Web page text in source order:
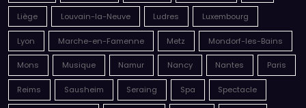
Liège Louvain-la-Neuve Ludres Luxembourg
Lyon Marche-en-Famenne Metz Mondorf-les-Bains
Mons Musique Namur Nancy Nantes Paris
Reims Sausheim Seraing Spa Spectacle